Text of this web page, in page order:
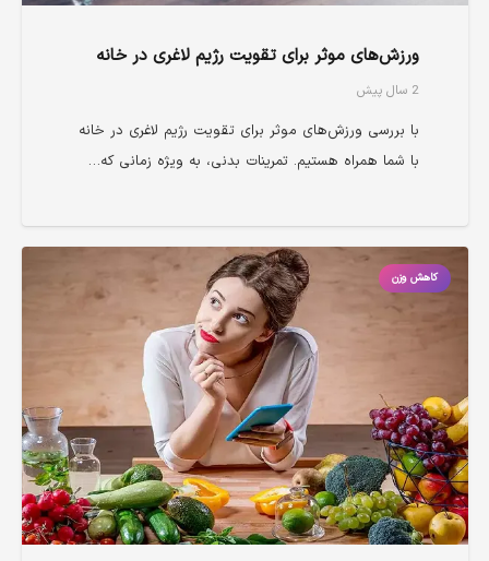
ورزش‌های موثر برای تقویت رژیم لاغری در خانه
2 سال پیش
با بررسی ورزش‌های موثر برای تقویت رژیم لاغری در خانه
با شما همراه هستیم. تمرینات بدنی، به ویژه زمانی که…
کاهش وزن